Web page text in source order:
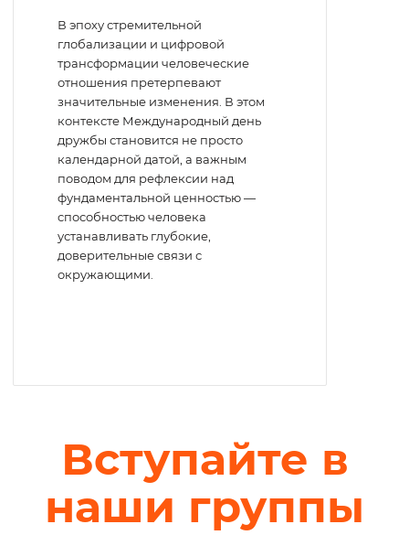
В эпоху стремительной
глобализации и цифровой
трансформации человеческие
отношения претерпевают
значительные изменения. В этом
контексте Международный день
дружбы становится не просто
календарной датой, а важным
поводом для рефлексии над
фундаментальной ценностью —
способностью человека
устанавливать глубокие,
доверительные связи с
окружающими.
Вступайте в
наши группы